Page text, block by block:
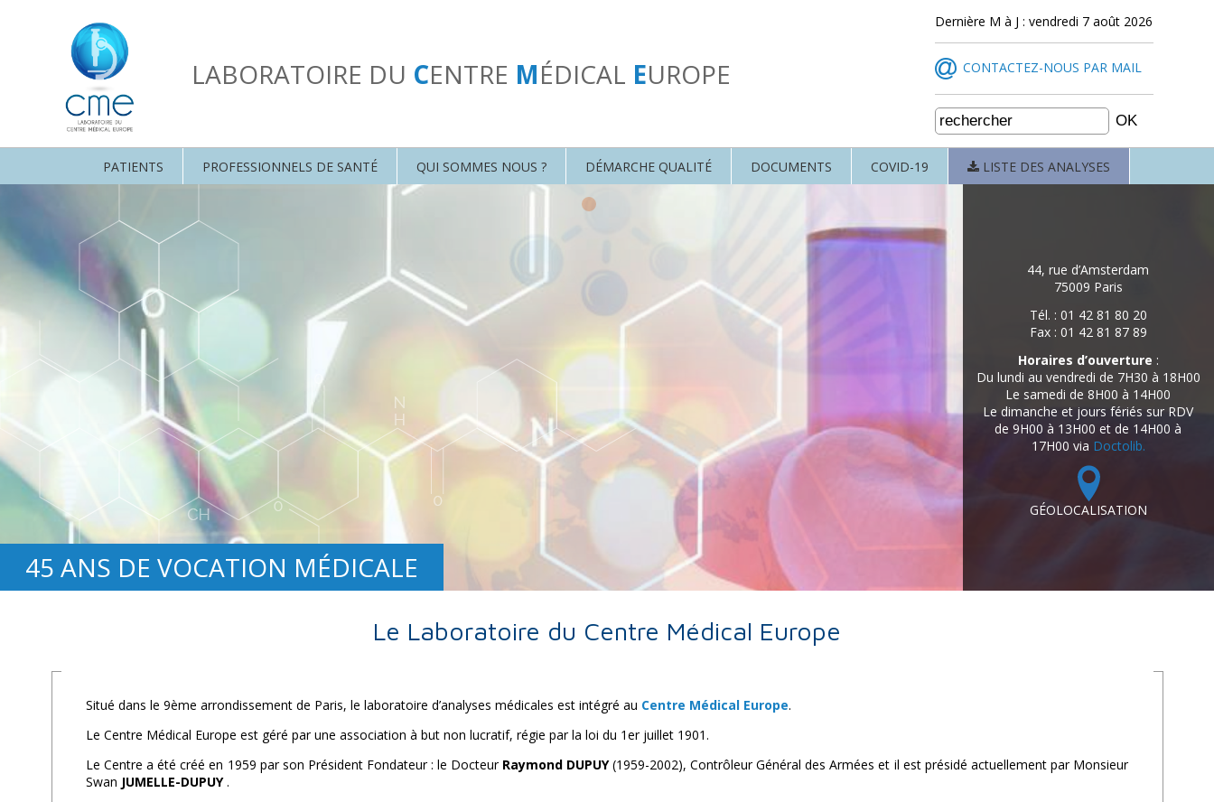
LABORATOIRE DU CENTRE MÉDICAL EUROPE
Dernière M à J : vendredi 7 août 2026
CONTACTEZ-NOUS PAR MAIL
PATIENTS PROFESSIONNELS DE SANTÉ QUI SOMMES NOUS ? DÉMARCHE QUALITÉ DOCUMENTS COVID-19 LISTE DES ANALYSES
44, rue d’Amsterdam
75009 Paris
Tél. : 01 42 81 80 20
Fax : 01 42 81 87 89
Horaires d’ouverture :
Du lundi au vendredi de 7H30 à 18H00
Le samedi de 8H00 à 14H00
Le dimanche et jours fériés sur RDV
de 9H00 à 13H00 et de 14H00 à
17H00 via Doctolib.
GÉOLOCALISATION
45 ANS DE VOCATION MÉDICALE
Le Laboratoire du Centre Médical Europe
Situé dans le 9ème arrondissement de Paris, le laboratoire d’analyses médicales est intégré au Centre Médical Europe.
Le Centre Médical Europe est géré par une association à but non lucratif, régie par la loi du 1er juillet 1901.
Le Centre a été créé en 1959 par son Président Fondateur : le Docteur Raymond DUPUY(1959-2002), Contrôleur Général des Armées et il est présidé actuellement par Monsieur
Swan JUMELLE-DUPUY .